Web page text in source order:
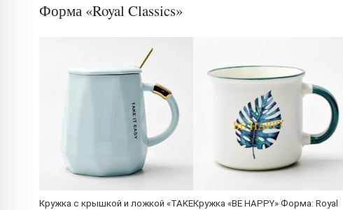
Форма «Royal Classics»
Кружка с крышкой и ложкой «TAKEКружка «BE HAPPY» Форма: Royal